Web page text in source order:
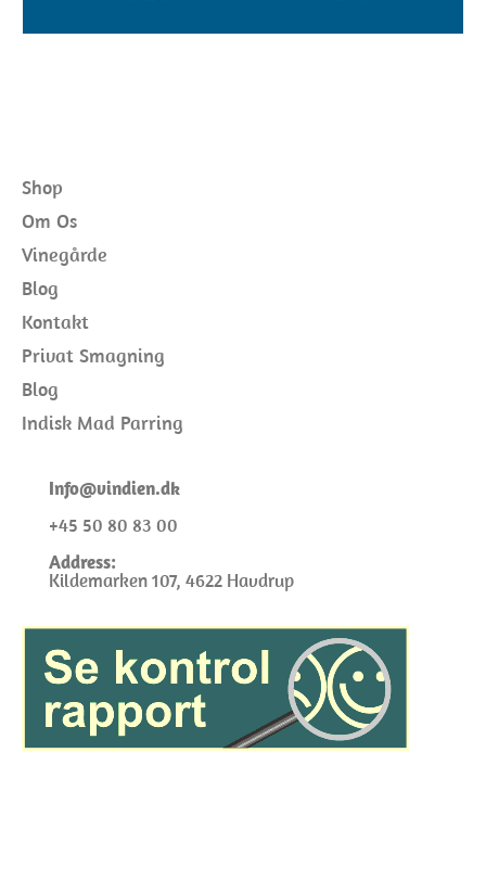
Shop
Om Os
Vinegårde
Blog
Kontakt
Privat Smagning
Blog
Indisk Mad Parring
Info@vindien.dk
+45 50 80 83 00
Address:
Kildemarken 107, 4622 Havdrup